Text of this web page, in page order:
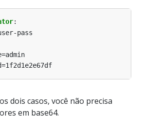
:
pass
dois casos, você não precisa
em base64.